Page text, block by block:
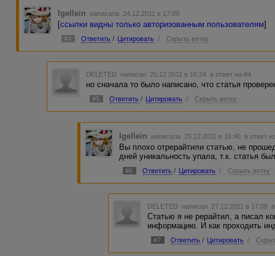
Igellein написала 24.12.2011 в 17:09
[ссылки видны только авторизованным пользователям]
#4 Ответить / Цитировать / Скрыть ветку
DELETED написал 25.12.2011 в 16:24 в ответ на #4
но сначала то было написано, что статья
#5 Ответить / Цитировать / Скрыть ветку
Igellein написала 25.12.2011 в 16:40 в ответ
Вы плохо отрерайтили статью, не
дней уникальность упала, т.к. статья
#6 Ответить / Цитировать / Скрыть ветку
DELETED написал 27.12.2011 в 17:08
Статью я не рерайтил, а писал
информацию. И как проходить
#7 Ответить / Цитировать /